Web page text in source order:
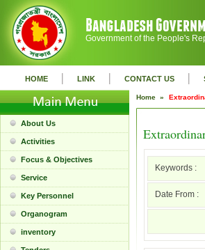
Government of the People's
HOME | LINK | CONTACT US |
About Us
Activities
Focus & Objectives
Service
Key Personnel
Organogram
inventory
Home »
Keywords :
Date From :